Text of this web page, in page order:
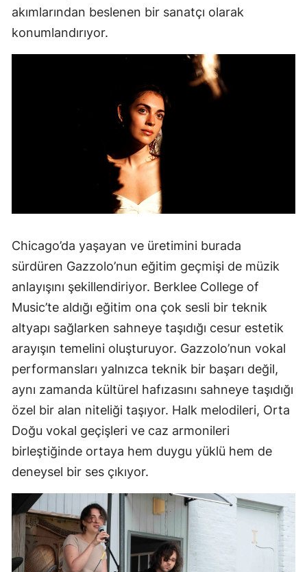
akımlarından beslenen bir sanatçı olarak
konumlandırıyor.
Chicago’da yaşayan ve üretimini burada
sürdüren Gazzolo’nun eğitim geçmişi de müzik
anlayışını şekillendiriyor. Berklee College of
Music’te aldığı eğitim ona çok sesli bir teknik
altyapı sağlarken sahneye taşıdığı cesur estetik
arayışın temelini oluşturuyor. Gazzolo’nun vokal
performansları yalnızca teknik bir başarı değil,
aynı zamanda kültürel hafızasını sahneye taşıdığı
özel bir alan niteliği taşıyor. Halk melodileri, Orta
Doğu vokal geçişleri ve caz armonileri
birleştiğinde ortaya hem duygu yüklü hem de
deneysel bir ses çıkıyor.